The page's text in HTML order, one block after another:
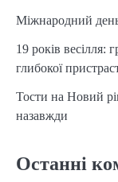
Міжнародний
19 років весілля:
глибокої
Тости на Новий
назавжди
Останні